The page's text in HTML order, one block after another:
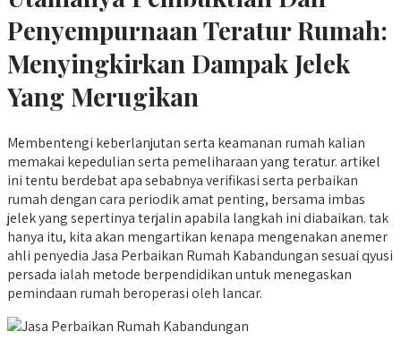
Penyempurnaan Teratur Rumah:
Menyingkirkan Dampak Jelek
Yang Merugikan
Membentengi keberlanjutan serta keamanan rumah kalian
memakai kepedulian serta pemeliharaan yang teratur. artikel
ini tentu berdebat apa sebabnya verifikasi serta perbaikan
rumah dengan cara periodik amat penting, bersama imbas
jelek yang sepertinya terjalin apabila langkah ini diabaikan. tak
hanya itu, kita akan mengartikan kenapa mengenakan anemer
ahli penyedia Jasa Perbaikan Rumah Kabandungan sesuai qyusi
persada ialah metode berpendidikan untuk menegaskan
pemindaan rumah beroperasi oleh lancar.